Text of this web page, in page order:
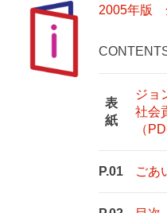
2005年版
表
紙
ジョ
社会
（
P.01 ごあ